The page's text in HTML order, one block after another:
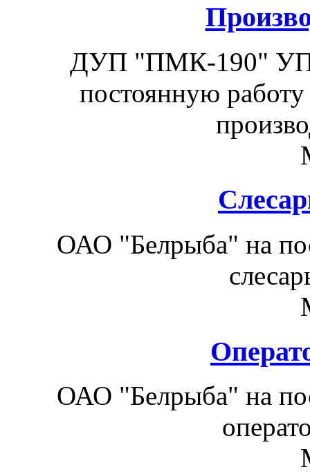
ДУП "ПМК-190" УП
постоянную
ОАО "Белрыба" на
ОАО "Белрыба" на